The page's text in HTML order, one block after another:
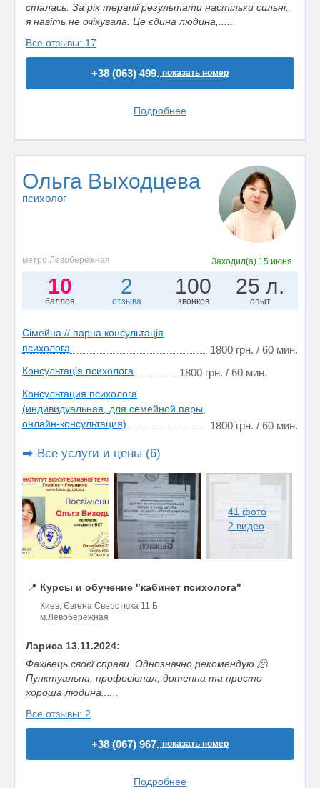
сталась. За рік терапії результати настільки сильні,
я навіть не очікувала. Це єдина людина,......
Все отзывы: 17
+38 (063) 499..показать номер
Подробнее
Ольга Выходцева
психолог
метро Левобережная Заходил(а) 15 июня
10
баллов
2
отзыва
100
звонков
25 л.
опыт
Сімейна // парна консультація
психолога
1800 грн. / 60 мин.
Консультація психолога 1800 грн. / 60 мин.
Консультация психолога
(индивидуальная, для семейной пары,
онлайн-консультация)
1800 грн. / 60 мин.
➡️ Все услуги и цены (6)
41 фото
2 видео
📍 Курсы и обучение "кабинет психолога"
Киев, Євгена Сверстюка 11 Б
м.Левобережная
Лариса 13.11.2024:
Фахівець своєї справи. Однозначно рекомендую 🫠
Пунктуальна, професіонал, дотепна та просто
хороша людина......
Все отзывы: 2
+38 (067) 967..показать номер
Подробнее